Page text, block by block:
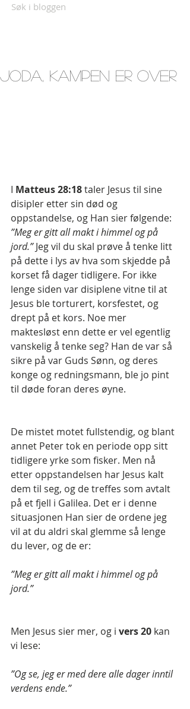
Søk i bloggen
Joda, kampen er over
I Matteus 28:18 taler Jesus til sine
disipler etter sin død og
oppstandelse, og Han sier følgende:
”Meg er gitt all makt i himmel og på
jord.” Jeg vil du skal prøve å tenke litt
på dette i lys av hva som skjedde på
korset få dager tidligere. For ikke
lenge siden var disiplene vitne til at
Jesus ble torturert, korsfestet, og
drept på et kors. Noe mer
maktesløst enn dette er vel egentlig
vanskelig å tenke seg? Han de var så
sikre på var Guds Sønn, og deres
konge og redningsmann, ble jo pint
til døde foran deres øyne.
De mistet motet fullstendig, og blant
annet Peter tok en periode opp sitt
tidligere yrke som fisker. Men nå
etter oppstandelsen har Jesus kalt
dem til seg, og de treffes som avtalt
på et fjell i Galilea. Det er i denne
situasjonen Han sier de ordene jeg
vil at du aldri skal glemme så lenge
du lever, og de er:
”Meg er gitt all makt i himmel og på
jord.”
Men Jesus sier mer, og i vers 20 kan
vi lese:
”Og se, jeg er med dere alle dager inntil
verdens ende.”